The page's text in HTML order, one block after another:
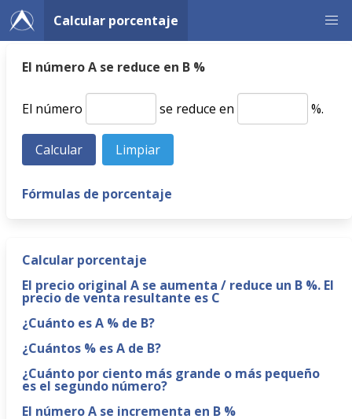
Calcular porcentaje
El número A se reduce en B %
El número se reduce en %.
Fórmulas de porcentaje
Calcular porcentaje
El precio original A se aumenta / reduce un B %. El
precio de venta resultante es C
¿Cuánto es A % de B?
¿Cuántos % es A de B?
¿Cuánto por ciento más grande o más pequeño
es el segundo número?
El número A se incrementa en B %